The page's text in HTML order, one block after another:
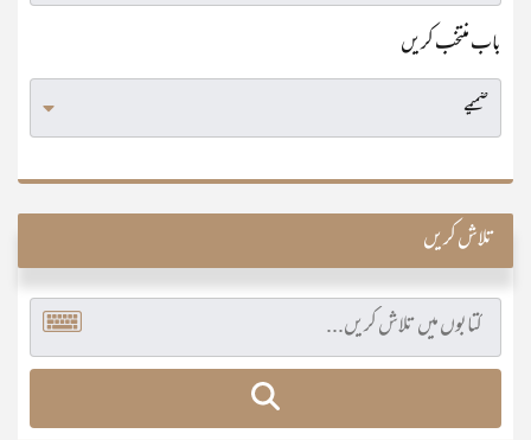
باب منتخب کریں
تلاش کریں